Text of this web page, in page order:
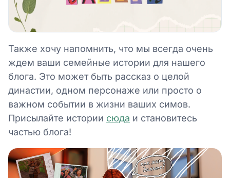
Также хочу напомнить, что мы всегда очень
ждем ваши семейные истории для нашего
блога. Это может быть рассказ о целой
династии, одном персонаже или просто о
важном событии в жизни ваших симов.
Присылайте истории сюда и становитесь
частью блога!